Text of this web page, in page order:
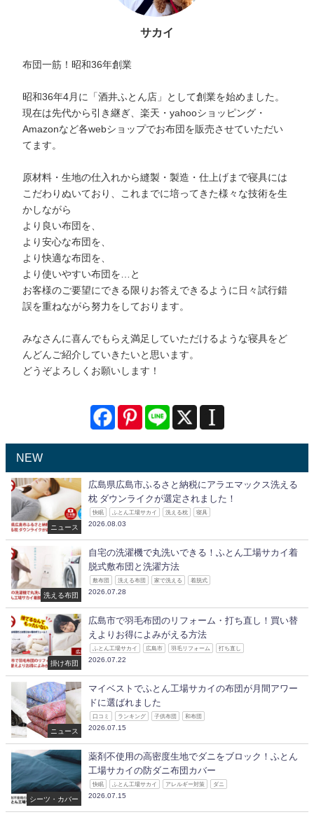
サカイ
布団一筋！昭和36年創業
昭和36年4月に「酒井ふとん店」として創業を始めました。
現在は先代から引き継ぎ、楽天・yahooショッピング・
Amazonなど各webショップでお布団を販売させていただい
てます。
原材料・生地の仕入れから縫製・製造・仕上げまで寝具には
こだわりぬいており、これまでに培ってきた様々な技術を生
かしながら
より良い布団を、
より安心な布団を、
より快適な布団を、
より使いやすい布団を…と
お客様のご要望にできる限りお答えできるように日々試行錯
誤を重ねながら努力をしております。
みなさんに喜んでもらえ満足していただけるような寝具をど
んどんご紹介していきたいと思います。
どうぞよろしくお願いします！
NEW
ニュース
広島県広島市ふるさと納税にアラエマックス洗える
枕 ダウンライクが選定されました！
快眠 ふとん工場サカイ 洗える枕 寝具
2026.08.03
洗える布団
自宅の洗濯機で丸洗いできる！ふとん工場サカイ着
脱式敷布団と洗濯方法
敷布団 洗える布団 家で洗える 着脱式
2026.07.28
掛け布団
広島市で羽毛布団のリフォーム・打ち直し！買い替
えよりお得によみがえる方法
ふとん工場サカイ 広島市 羽毛リフォーム 打ち直し
2026.07.22
ニュース
マイベストでふとん工場サカイの布団が月間アワー
ドに選ばれました
口コミ ランキング 子供布団 和布団
2026.07.15
シーツ・カバー
薬剤不使用の高密度生地でダニをブロック！ふとん
工場サカイの防ダニ布団カバー
快眠 ふとん工場サカイ アレルギー対策 ダニ
2026.07.15